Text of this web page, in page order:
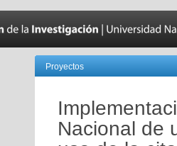
Proyectos
Nacional de